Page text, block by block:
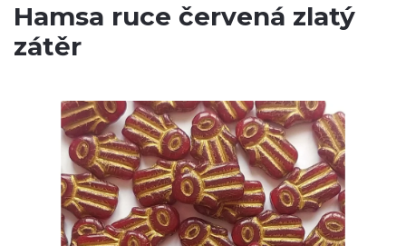
Hamsa ruce červená zlatý
zátěr